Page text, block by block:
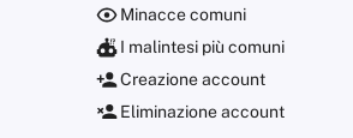
Minacce comuni
I malintesi più comuni
Creazione account
Eliminazione account